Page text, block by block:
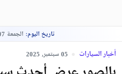
تاريخ اليوم: الجمعة
أخبار السيارات 05 سبتمبر, 2025